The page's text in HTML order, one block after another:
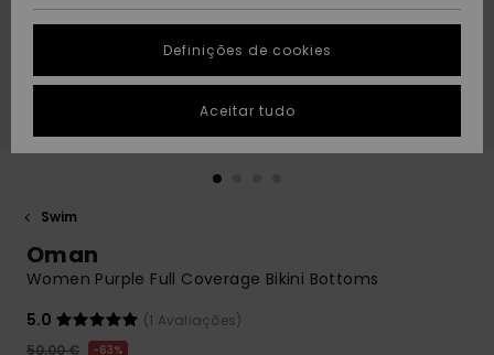
Coleções
Highlights
Guia de
tamanhos
conversa para
obteres a
resposta mais
rápida à tua
Encontra
respostas
para as
PRESENTE
DESEJO
Swim
Oman
Women Purple Full Coverage Bikini Bottoms
5.0
(1 Avaliações)
50,00 €
63%
Definições de cookies
Aceitar tudo